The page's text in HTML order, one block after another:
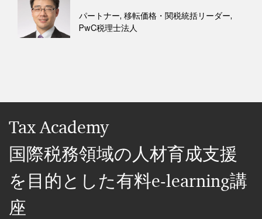
パートナー, 移転価格・関税統括リーダー,
PwC税理士法人
Tax Academy
国際税務領域の人材育成支援
を目的とした有料e-learning講
座